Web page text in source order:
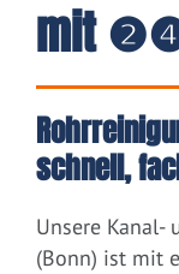
mit ❷❹
schnell,
Unsere Kanal-
(Bonn) ist mit